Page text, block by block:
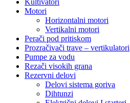
Kultivatori
Motori
Horizontalni motori
Vertikalni motori
Perači pod pritiskom
Prozračivači trave – vertikulatori
Pumpe za vodu
Rezači visokih grana
Rezervni delovi
Delovi sistema goriva
Dihtunzi